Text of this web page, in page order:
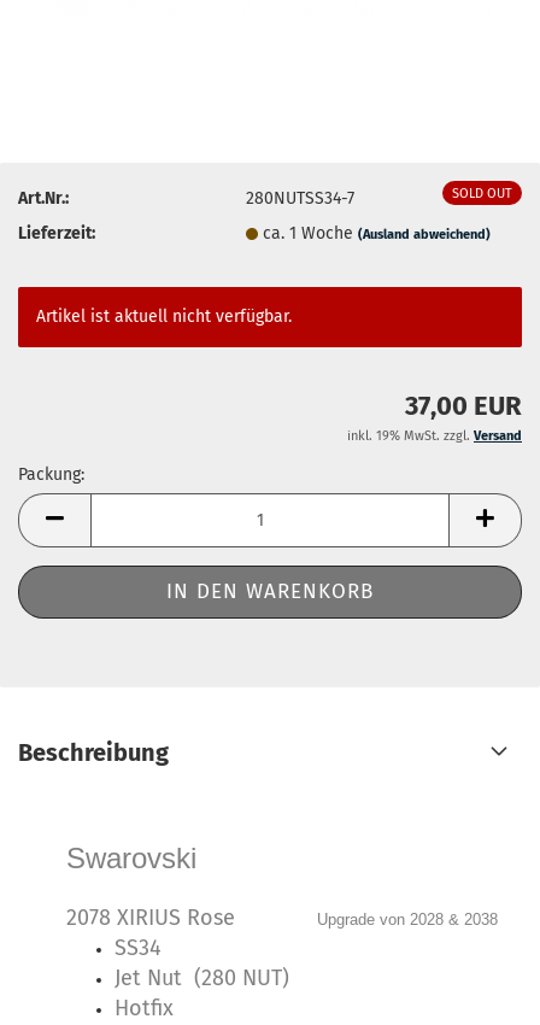
SOLD OUT
Art.Nr.:
280NUTSS34-7
Lieferzeit:
ca. 1 Woche(Ausland abweichend)
Artikel ist aktuell nicht verfügbar.
37,00 EUR
inkl. 19% MwSt. zzgl. Versand
Packung:
Packung
Beschreibung
Swarovski
2078 XIRIUS Rose Upgrade von 2028 & 2038
SS34
Jet Nut (280 NUT)
Hotfix